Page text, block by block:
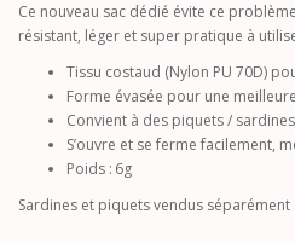
Ce nouveau sac dédié évite ce
résistant, léger et super pratique à
Tissu costaud (Nylon PU 70D)
Forme évasée pour une
Convient à des piquets / sardines
S’ouvre et se ferme facilement,
Poids : 6g
Sardines et piquets vendus séparément